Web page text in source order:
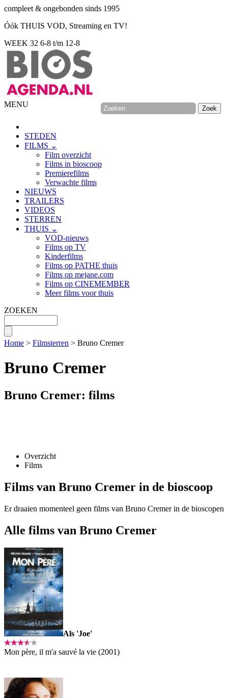
compleet & ongebonden sinds 1995
Óók THUIS VOD, Streaming en TV!
WEEK 32 6-8 t/m 12-8
MENU
STEDEN
FILMS ⌄
Film overzicht
Films in bioscoop
Premierefilms
Verwachte films
NIEUWS
TRAILERS
VIDEOS
STERREN
THUIS ⌄
VOD-nieuws
Films op TV
Kinderfilms
Films op PATHE thuis
Films op mejane.com
Films op CINEMEMBER
Meer films voor thuis
ZOEKEN
Home > Filmsterren > Bruno Cremer
Bruno Cremer
Bruno Cremer: films
Overzicht
Films
Films van Bruno Cremer in de bioscoop
Er draaien momenteel geen films van Bruno Cremer in de bioscopen
Alle films van Bruno Cremer
Als 'Joe'
Mon père, il m'a sauvé la vie (2001)